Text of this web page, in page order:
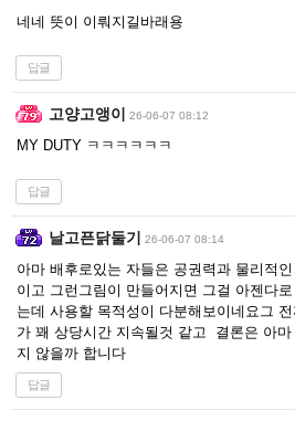
네네 뜻이 이뤄지길바래용
답글
고양고앵이 26-06-07 08:12
MY DUTY ㅋㅋㅋㅋㅋㅋ
답글
날고픈닭둘기 26-06-07 08:14
아마 배후로있는 자들은 공권력과 물리적
이고 그런그림이 만들어지면 그걸 아젠다
는데 사용할 목적성이 다분해보이네요그
가 꽤 상당시간 지속될것 같고 결론은 아
지 않을까 합니다
답글